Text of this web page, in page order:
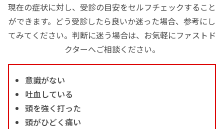
現在の症状に対し、受診の目安をセルフチェックすること
ができます。どう受診したら良いか迷った場合、参考にし
てみてください。判断に迷う場合は、お気軽にファストド
クターへご相談ください。
意識がない
吐血している
頭を強く打った
頭がひどく痛い